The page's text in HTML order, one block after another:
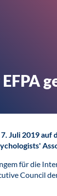
Juli 2019 auf
für die
Council